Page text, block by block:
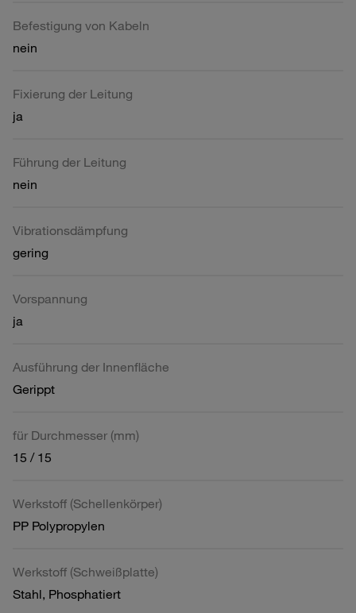
Befestigung von Kabeln
nein
Fixierung der Leitung
ja
Führung der Leitung
nein
Vibrationsdämpfung
gering
Vorspannung
ja
Ausführung der Innenfläche
Gerippt
für Durchmesser (mm)
15 / 15
Werkstoff (Schellenkörper)
PP Polypropylen
Werkstoff (Schweißplatte)
Stahl, Phosphatiert